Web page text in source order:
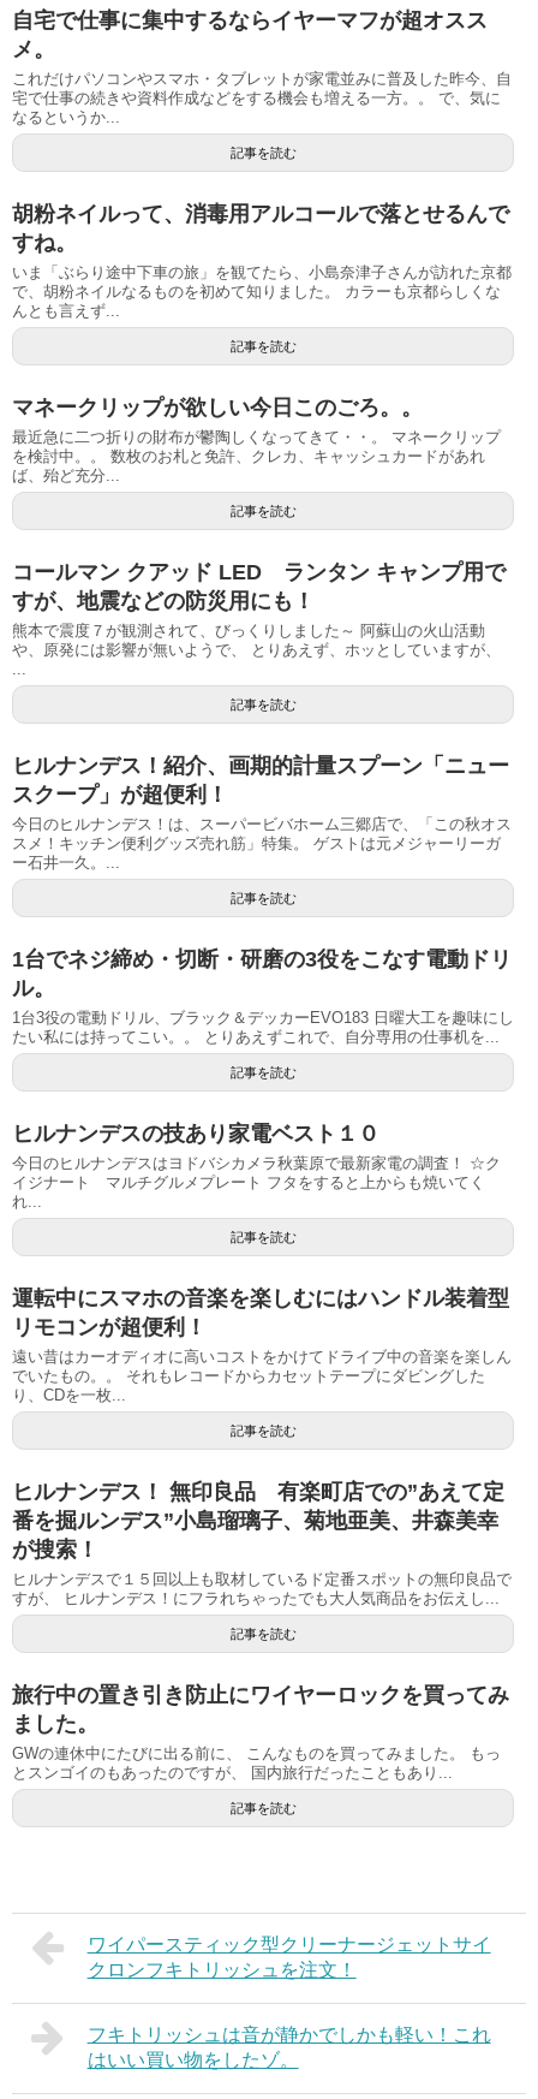
自宅で仕事に集中するならイヤーマフが超オスス
メ。
これだけパソコンやスマホ・タブレットが家電並みに普及した昨今、自
宅で仕事の続きや資料作成などをする機会も増える一方。。 で、気に
なるというか...
記事を読む
胡粉ネイルって、消毒用アルコールで落とせるんで
すね。
いま「ぶらり途中下車の旅」を観てたら、小島奈津子さんが訪れた京都
で、胡粉ネイルなるものを初めて知りました。 カラーも京都らしくな
んとも言えず...
記事を読む
マネークリップが欲しい今日このごろ。。
最近急に二つ折りの財布が鬱陶しくなってきて・・。 マネークリップ
を検討中。。 数枚のお札と免許、クレカ、キャッシュカードがあれ
ば、殆ど充分...
記事を読む
コールマン クアッド LED ランタン キャンプ用で
すが、地震などの防災用にも！
熊本で震度７が観測されて、びっくりしました～ 阿蘇山の火山活動
や、原発には影響が無いようで、 とりあえず、ホッとしていますが、
記事を読む
ヒルナンデス！紹介、画期的計量スプーン「ニュー
スクープ」が超便利！
今日のヒルナンデス！は、スーパービバホーム三郷店で、「この秋オス
スメ！キッチン便利グッズ売れ筋」特集。 ゲストは元メジャーリーガ
ー石井一久。...
記事を読む
1台でネジ締め・切断・研磨の3役をこなす電動ドリ
ル。
1台3役の電動ドリル、ブラック＆デッカーEVO183 日曜大工を趣味にし
たい私には持ってこい。。 とりあえずこれで、自分専用の仕事机を...
記事を読む
ヒルナンデスの技あり家電ベスト１０
今日のヒルナンデスはヨドバシカメラ秋葉原で最新家電の調査！ ☆ク
イジナート マルチグルメプレート フタをすると上からも焼いてく
れ...
記事を読む
運転中にスマホの音楽を楽しむにはハンドル装着型
リモコンが超便利！
遠い昔はカーオディオに高いコストをかけてドライブ中の音楽を楽しん
でいたもの。。 それもレコードからカセットテープにダビングした
り、CDを一枚...
記事を読む
ヒルナンデス！ 無印良品 有楽町店での”あえて定
番を掘ルンデス”小島瑠璃子、菊地亜美、井森美幸
が搜索！
ヒルナンデスで１５回以上も取材しているド定番スポットの無印良品で
すが、 ヒルナンデス！にフラれちゃったでも大人気商品をお伝えし...
記事を読む
旅行中の置き引き防止にワイヤーロックを買ってみ
ました。
GWの連休中にたびに出る前に、 こんなものを買ってみました。 もっ
とスンゴイのもあったのですが、 国内旅行だったこともあり...
記事を読む
ワイパースティック型クリーナージェットサイ
クロンフキトリッシュを注文！
フキトリッシュは音が静かでしかも軽い！これ
はいい買い物をしたゾ。